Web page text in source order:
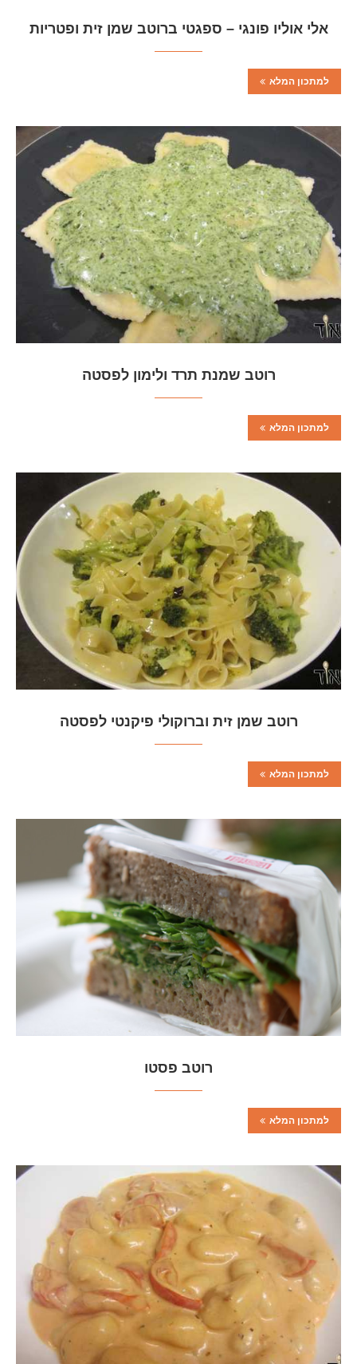
אלי אוליו פונגי – ספגטי ברוטב שמן זית ופטריות
למתכון המלא
רוטב שמנת תרד ולימון לפסטה
למתכון המלא
רוטב שמן זית וברוקולי פיקנטי לפסטה
למתכון המלא
רוטב פסטו
למתכון המלא